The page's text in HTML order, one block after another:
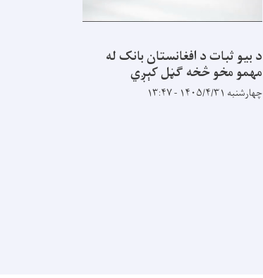
د بیو ثبات د افغانستان بانک له
مهمو مخو څخه ګڼل کېږي
چهارشنبه ۱۴۰۵/۴/۳۱ - ۱۳:۴۷